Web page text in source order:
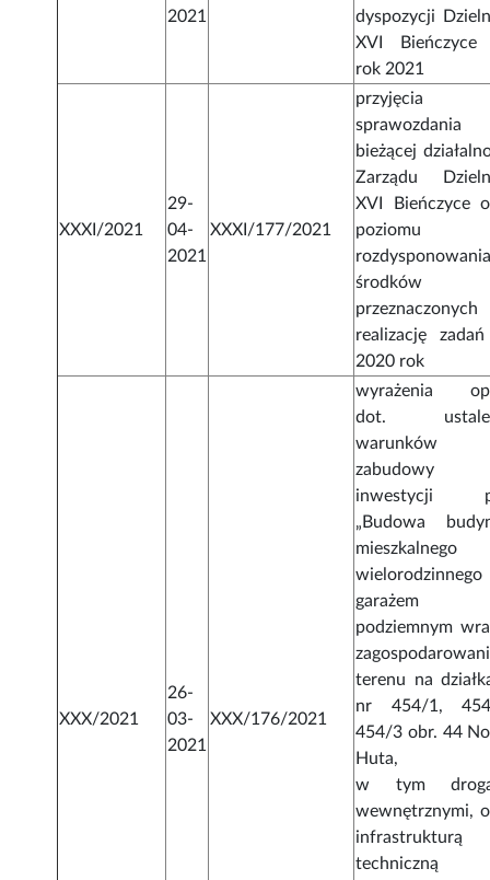
2021
dyspozycji
XVI Bieńczyce
rok 2021
XXXI/2021
29-
04-
2021
XXXI/177/2021
przyjęcia
bieżącej
Zarządu
XVI Bieńczyce
poziomu
środków
realizację
2020 rok
XXX/2021
26-
03-
2021
XXX/176/2021
wyrażenia
dot.
warunków
zabudowy
inwestycji
„Budowa
mieszkalnego
garażem
podziemnym
terenu na
nr 454/1,
454/3 obr. 44
Huta,
w tym
wewnętrznymi,
infrastrukturą
techniczną